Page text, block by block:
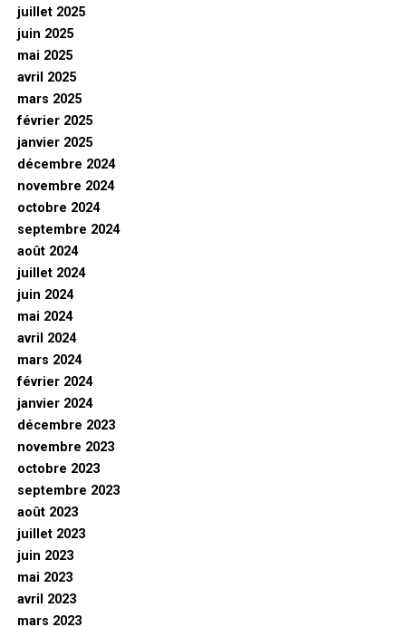
juillet 2025
juin 2025
mai 2025
avril 2025
mars 2025
février 2025
janvier 2025
décembre 2024
novembre 2024
octobre 2024
septembre 2024
août 2024
juillet 2024
juin 2024
mai 2024
avril 2024
mars 2024
février 2024
janvier 2024
décembre 2023
novembre 2023
octobre 2023
septembre 2023
août 2023
juillet 2023
juin 2023
mai 2023
avril 2023
mars 2023